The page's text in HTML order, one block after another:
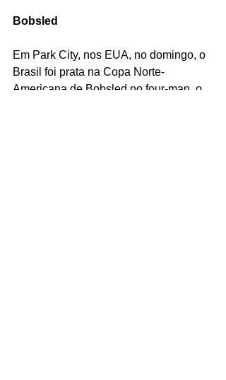
Bobsled
Em Park City, nos EUA, no domingo, o
Brasil foi prata na Copa Norte-
Americana de Bobsled no four-man, o